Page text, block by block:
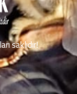
saklıdır!